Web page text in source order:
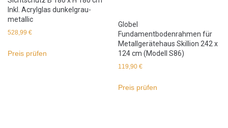
Inkl. Acrylglas dunkelgrau-
metallic
528,99 €
Preis prüfen
Globel
Fundamentbodenrahmen für
Metallgerätehaus Skillion 242 x
124 cm (Modell S86)
119,90€
Preis prüfen